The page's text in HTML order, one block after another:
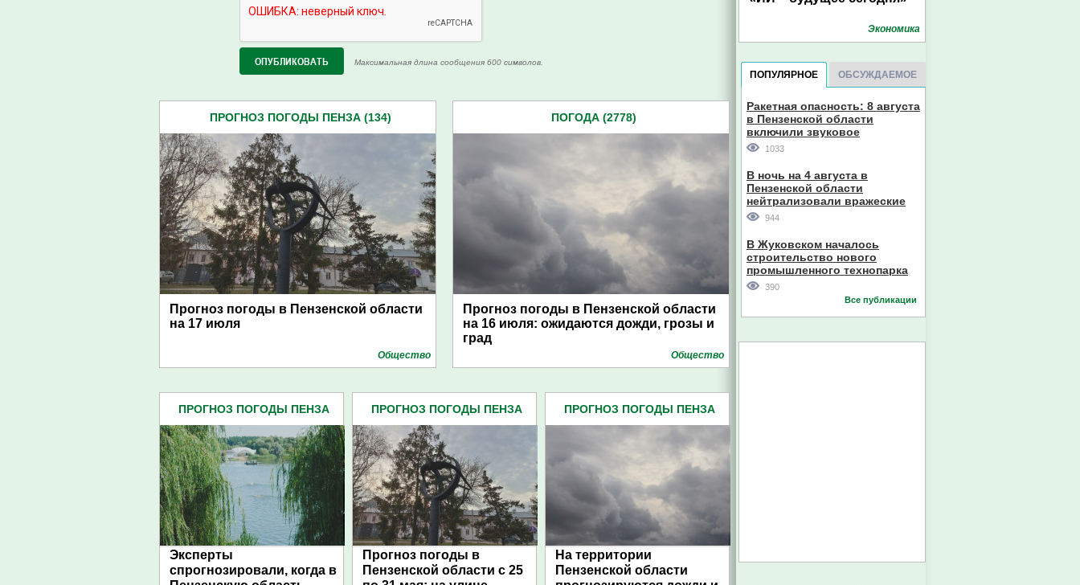
Максимальная длина сообщения 600 символов.
ПРОГНОЗ ПОГОДЫ ПЕНЗА (134)
Прогноз погоды в Пензенской области
на 17 июля
Общество
ПОГОДА (2778)
Прогноз погоды в Пензенской области
на 16 июля: ожидаются дожди, грозы и
град
Общество
ПРОГНОЗ ПОГОДЫ ПЕНЗА
Эксперты
спрогнозировали, когда в
ПРОГНОЗ ПОГОДЫ ПЕНЗА
Прогноз погоды в
Пензенской области с 25
ПРОГНОЗ ПОГОДЫ ПЕНЗА
На территории
Пензенской области
Экономика
ПОПУЛЯРНОЕ ОБСУЖДАЕМОЕ
Ракетная опасность: 8 августа
в Пензенской области
включили звуковое
оповещение
1033
В ночь на 4 августа в
Пензенской области
нейтрализовали вражеские
дроны
944
В Жуковском началось
строительство нового
промышленного технопарка
390
Все публикации